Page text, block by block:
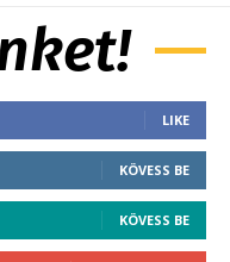
LIKE
KÖVESS BE
KÖVESS BE